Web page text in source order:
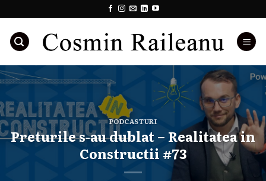
to
content
PODCASTURI
Preturile s-au dublat – Realitatea in
Constructii #73